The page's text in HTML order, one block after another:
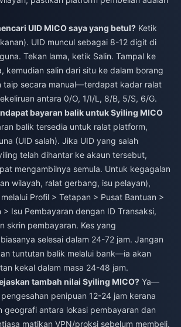
UID MICO saya yang betul? Ketik
UID muncul sebagai 8-12 digit di
Tekan lama, ketik Salin. Tampal ke
kemudian salin dari situ ke dalam borang
taip secara manual—terdapat kadar ralat
antara 0/O, 1/I/L, 8/B, 5/S, 6/G.
bayaran balik untuk Syiling MICO
balik tersedia untuk ralat platform,
(UID salah). Jika UID yang salah
telah dihantar ke akaun tersebut,
mengambilnya semula. Untuk kegagalan
wilayah, ralat gerbang, isu pelayan),
Profil > Tetapan > Pusat Bantuan >
> Isu Pembayaran dengan ID Transaksi,
skrin pembayaran. Kes yang
selesai dalam 24-72 jam. Jangan
tuntutan balik melalui bank—ia akan
kekal dalam masa 24-48 jam.
tambah nilai Syiling MICO? Ya—
penipuan 12-24 jam kerana
geografi antara lokasi pembayaran dan
matikan VPN/proksi sebelum membeli.